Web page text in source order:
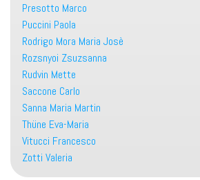
Presotto Marco
Puccini Paola
Rodrigo Mora Maria Josè
Rozsnyoi Zsuzsanna
Rudvin Mette
Saccone Carlo
Sanna Maria Martin
Thüne Eva-Maria
Vitucci Francesco
Zotti Valeria